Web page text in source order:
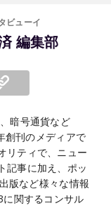
ビューイ
編集部
暗号通貨など
創刊のメディアで
リティで、ニュー
記事に加え、ポッ
版など様々な情報
関するコンサル